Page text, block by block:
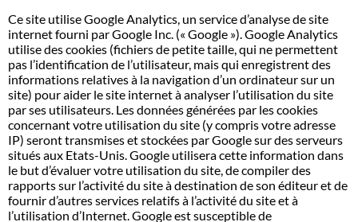
Ce site utilise Google Analytics, un service d’analyse de site
internet fourni par Google Inc. (« Google »). Google Analytics
utilise des cookies (fichiers de petite taille, qui ne permettent
pas l’identification de l’utilisateur, mais qui enregistrent des
informations relatives à la navigation d’un ordinateur sur un
site) pour aider le site internet à analyser l’utilisation du site
par ses utilisateurs. Les données générées par les cookies
concernant votre utilisation du site (y compris votre adresse
IP) seront transmises et stockées par Google sur des serveurs
situés aux Etats-Unis. Google utilisera cette information dans
le but d’évaluer votre utilisation du site, de compiler des
rapports sur l’activité du site à destination de son éditeur et de
fournir d’autres services relatifs à l’activité du site et à
l’utilisation d’Internet. Google est susceptible de